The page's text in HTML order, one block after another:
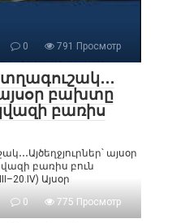
0 791 Просмотр
այսօր բախտը
բառիս
այսօր
բառիս բուն
Այսօր
0 775 Просмотр